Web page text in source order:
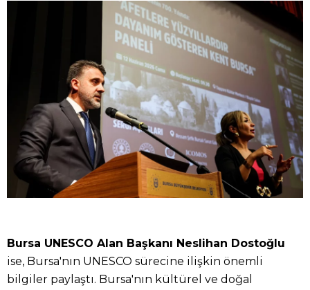
Bursa UNESCO Alan Başkanı Neslihan Dostoğlu
ise, Bursa'nın UNESCO sürecine ilişkin önemli
bilgiler paylaştı. Bursa'nın kültürel ve doğal